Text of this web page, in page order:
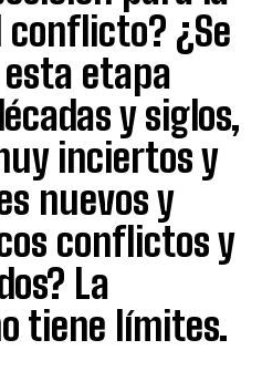
¿Se
etapa
y siglos,
inciertos y
nuevos y
conflictos y
La
tiene límites.